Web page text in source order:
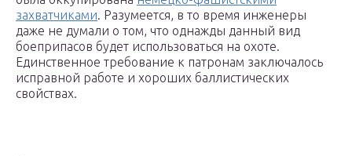
захватчиками. Разумеется, в то время инженеры
даже не думали о том, что однажды данный вид
боеприпасов будет использоваться на охоте.
Единственное требование к патронам заключалось
исправной работе и хороших баллистических
свойствах.